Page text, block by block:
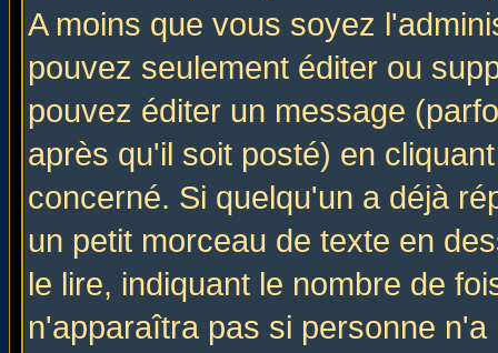
A moins que vous soyez
pouvez seulement éditer ou
pouvez éditer un message
après qu'il soit posté) en
concerné. Si quelqu'un a déjà
un petit morceau de texte en
le lire, indiquant le nombre de
n'apparaîtra pas si personne